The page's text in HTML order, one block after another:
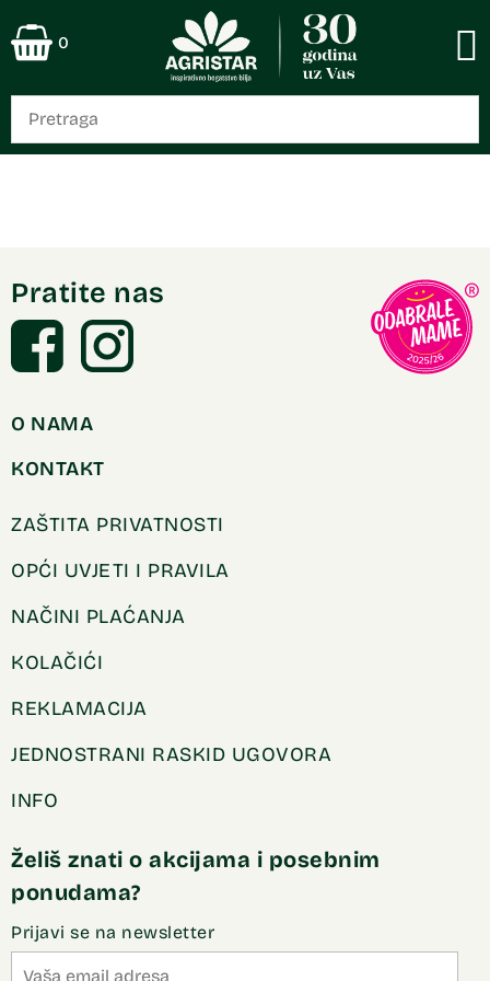
0
Pratite nas
O NAMA
KONTAKT
ZAŠTITA PRIVATNOSTI
OPĆI UVJETI I PRAVILA
NAČINI PLAĆANJA
KOLAČIĆI
REKLAMACIJA
JEDNOSTRANI RASKID UGOVORA
INFO
Želiš znati o akcijama i posebnim
ponudama?
Prijavi se na newsletter